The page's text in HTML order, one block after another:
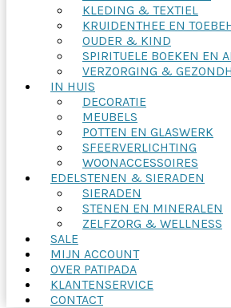
KLEDING & TEXTIEL
KRUIDENTHEE EN
OUDER & KIND
SPIRITUELE BOEKEN EN
VERZORGING &
IN HUIS
DECORATIE
MEUBELS
POTTEN EN GLASWERK
SFEERVERLICHTING
WOONACCESSOIRES
EDELSTENEN & SIERADEN
SIERADEN
STENEN EN MINERALEN
ZELFZORG & WELLNESS
SALE
MIJN ACCOUNT
OVER PATIPADA
KLANTENSERVICE
CONTACT